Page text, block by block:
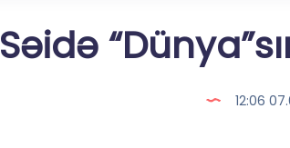
Səidə
12:06